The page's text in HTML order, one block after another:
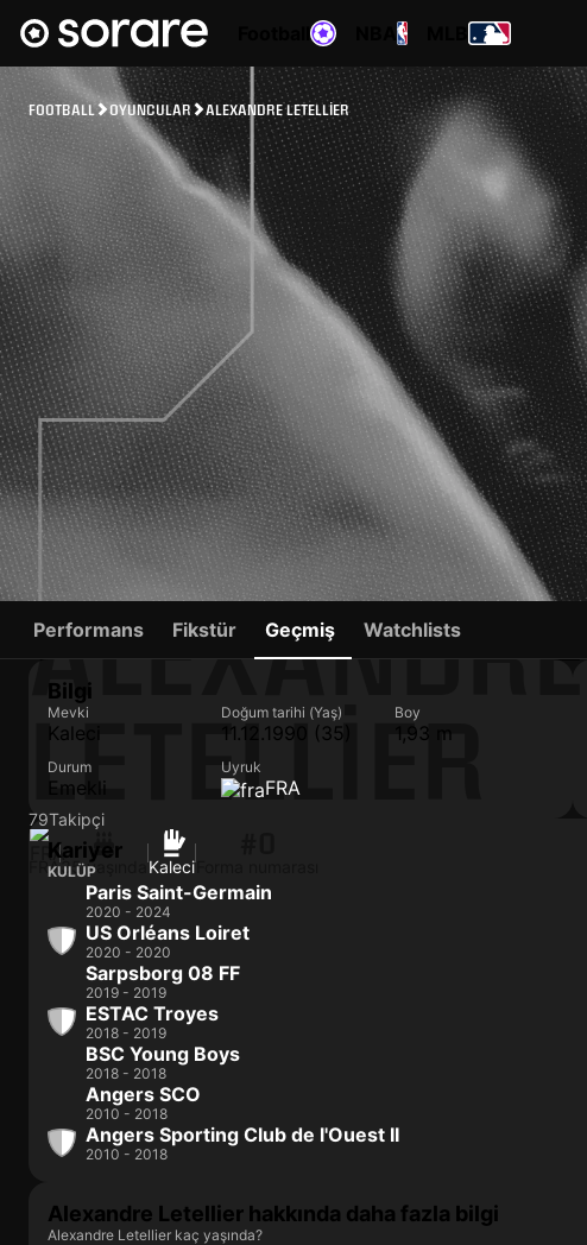
FOOTBALL OYUNCULAR ALEXANDRE LETELLIER
ALEXANDRE
LETELLIER
79Takipçi
FRA 35 yaşında Kaleci
Performans Fikstür Geçmiş Watchlists
Bilgi
Mevki
Kaleci
Doğum tarihi (Yaş)
11.12.1990 (35)
Boy
1,93 m
Durum
Emekli
Uyruk
FRA
Kariyer
KULÜP
Paris Saint-Germain
2020 - 2024
US Orléans Loiret
2020 - 2020
Sarpsborg 08 FF
2019 - 2019
ESTAC Troyes
2018 - 2019
BSC Young Boys
2018 - 2018
Angers SCO
2010 - 2018
Angers Sporting Club de l'Ouest II
2010 - 2018
Alexandre Letellier hakkında daha fazla bilgi
Alexandre Letellier kaç yaşında?